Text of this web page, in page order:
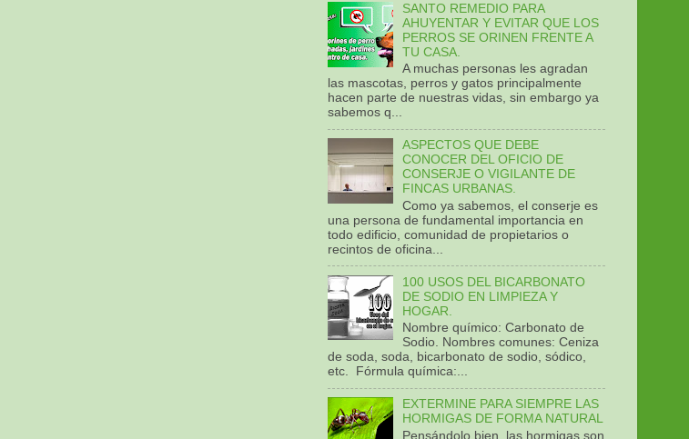
SANTO REMEDIO PARA
AHUYENTAR Y EVITAR QUE LOS
PERROS SE ORINEN FRENTE A
TU CASA.
A muchas personas les agradan
las mascotas, perros y gatos principalmente
hacen parte de nuestras vidas, sin embargo ya
sabemos q...
ASPECTOS QUE DEBE
CONOCER DEL OFICIO DE
CONSERJE O VIGILANTE DE
FINCAS URBANAS.
Como ya sabemos, el conserje es
una persona de fundamental importancia en
todo edificio, comunidad de propietarios o
recintos de oficina...
100 USOS DEL BICARBONATO
DE SODIO EN LIMPIEZA Y
HOGAR.
Nombre químico: Carbonato de
Sodio. Nombres comunes: Ceniza
de soda, soda, bicarbonato de sodio, sódico,
etc. Fórmula química:...
EXTERMINE PARA SIEMPRE LAS
HORMIGAS DE FORMA NATURAL
Pensándolo bien, las hormigas son